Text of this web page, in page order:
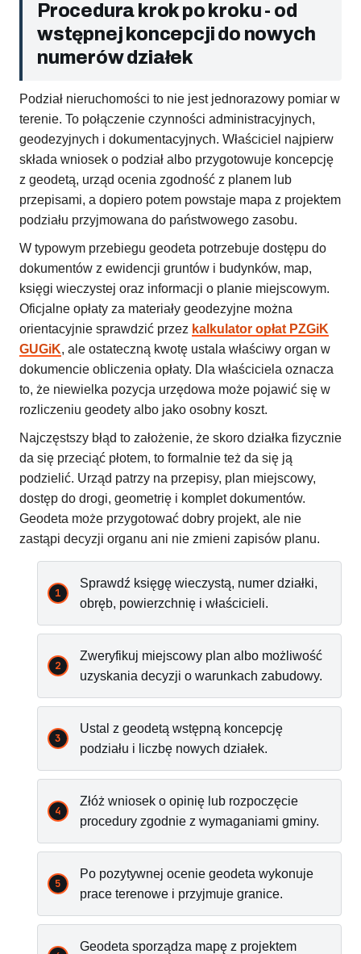
Procedura krok po kroku - od
wstępnej koncepcji do nowych
numerów działek
Podział nieruchomości to nie jest jednorazowy pomiar w
terenie. To połączenie czynności administracyjnych,
geodezyjnych i dokumentacyjnych. Właściciel najpierw
składa wniosek o podział albo przygotowuje koncepcję
z geodetą, urząd ocenia zgodność z planem lub
przepisami, a dopiero potem powstaje mapa z projektem
podziału przyjmowana do państwowego zasobu.
W typowym przebiegu geodeta potrzebuje dostępu do
dokumentów z ewidencji gruntów i budynków, map,
księgi wieczystej oraz informacji o planie miejscowym.
Oficjalne opłaty za materiały geodezyjne można
orientacyjnie sprawdzić przez kalkulator opłat PZGiK
GUGiK, ale ostateczną kwotę ustala właściwy organ w
dokumencie obliczenia opłaty. Dla właściciela oznacza
to, że niewielka pozycja urzędowa może pojawić się w
rozliczeniu geodety albo jako osobny koszt.
Najczęstszy błąd to założenie, że skoro działka fizycznie
da się przeciąć płotem, to formalnie też da się ją
podzielić. Urząd patrzy na przepisy, plan miejscowy,
dostęp do drogi, geometrię i komplet dokumentów.
Geodeta może przygotować dobry projekt, ale nie
zastąpi decyzji organu ani nie zmieni zapisów planu.
Sprawdź księgę wieczystą, numer działki,
obręb, powierzchnię i właścicieli.
Zweryfikuj miejscowy plan albo możliwość
uzyskania decyzji o warunkach zabudowy.
Ustal z geodetą wstępną koncepcję
podziału i liczbę nowych działek.
Złóż wniosek o opinię lub rozpoczęcie
procedury zgodnie z wymaganiami gminy.
Po pozytywnej ocenie geodeta wykonuje
prace terenowe i przyjmuje granice.
Geodeta sporządza mapę z projektem